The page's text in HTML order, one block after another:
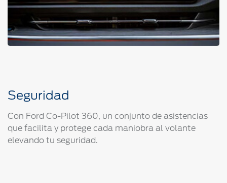
Seguridad
Con Ford Co-Pilot 360, un conjunto de asistencias
que facilita y protege cada maniobra al volante
elevando tu seguridad.